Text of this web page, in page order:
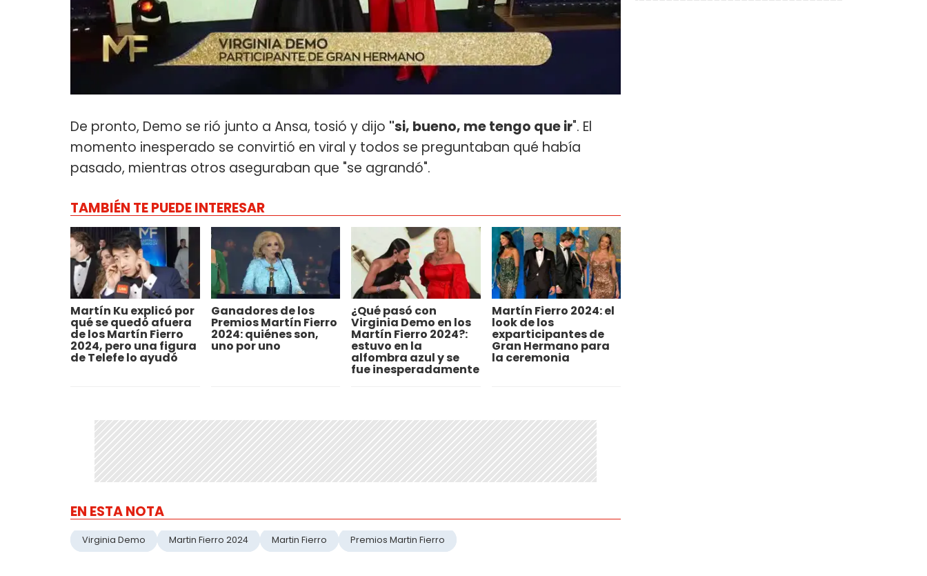
De pronto, Demo se rió junto a Ansa, tosió y dijo "si, bueno, me tengo que ir". El
momento inesperado se convirtió en viral y todos se preguntaban qué había
pasado, mientras otros aseguraban que "se agrandó".
TAMBIÉN TE PUEDE INTERESAR
Martín Ku explicó por
qué se quedó afuera
de los Martín Fierro
2024, pero una figura
de Telefe lo ayudó
Ganadores de los
Premios Martín Fierro
2024: quiénes son,
uno por uno
¿Qué pasó con
Virginia Demo en los
Martín Fierro 2024?:
estuvo en la
alfombra azul y se
fue inesperadamente
Martín Fierro 2024: el
look de los
exparticipantes de
Gran Hermano para
la ceremonia
EN ESTA NOTA
Virginia Demo Martin Fierro 2024 Martin Fierro Premios Martin Fierro